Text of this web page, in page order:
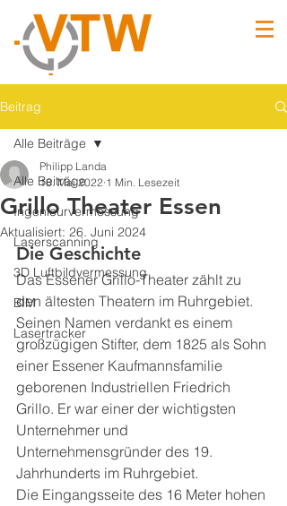
Beitrag
Alle Beiträge
Ingenieurvermessung
Laserscanning
3D Luftbildvermessung
BIM
Lasertracker
Alle Beiträge
Grillo Theater Essen
Philipp Landa
18. Mai 2022 1 Min. Lesezeit
Aktualisiert: 26. Juni 2024
Die Geschichte
Das Essener Grillo-Theater zählt zu
den ältesten Theatern im Ruhrgebiet.
Seinen Namen verdankt es einem
großzügigen Stifter, dem 1825 als Sohn
einer Essener Kaufmannsfamilie
geborenen Industriellen Friedrich
Grillo. Er war einer der wichtigsten
Unternehmer und
Unternehmensgründer des 19.
Jahrhunderts im Ruhrgebiet.
Die Eingangsseite des 16 Meter hohen